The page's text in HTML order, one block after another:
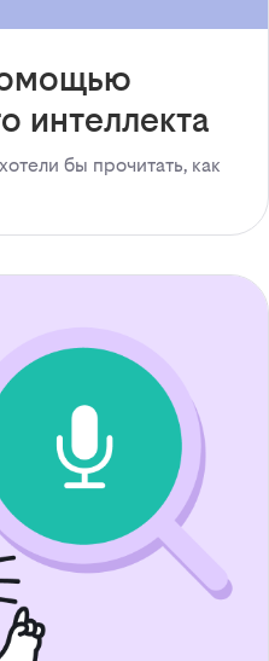
интеллекта
бы прочитать, как